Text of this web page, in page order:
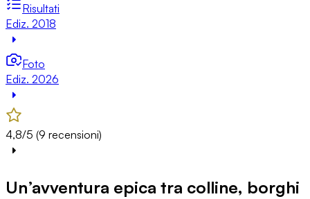
Risultati
Ediz. 2018
Foto
Ediz. 2026
4,8/5 (9 recensioni)
Un’avventura epica tra colline, borghi